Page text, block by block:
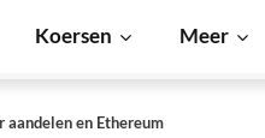
Koersen Meer
en Ethereum